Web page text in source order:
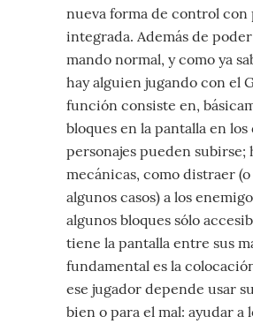
nueva forma de control con
integrada. Además de
mando normal, y como ya
hay alguien jugando con el
función consiste en,
bloques en la pantalla en
personajes pueden subirse;
mecánicas, como distraer (o
algunos casos) a los
algunos bloques sólo
tiene la pantalla entre sus
fundamental es la
ese jugador depende usar
bien o para el mal: ayudar a